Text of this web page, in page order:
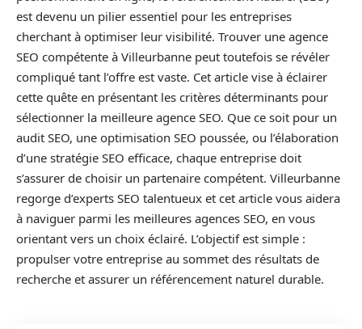
est devenu un pilier essentiel pour les entreprises
cherchant à optimiser leur visibilité. Trouver une agence
SEO compétente à Villeurbanne peut toutefois se révéler
compliqué tant l’offre est vaste. Cet article vise à éclairer
cette quête en présentant les critères déterminants pour
sélectionner la meilleure agence SEO. Que ce soit pour un
audit SEO, une optimisation SEO poussée, ou l’élaboration
d’une stratégie SEO efficace, chaque entreprise doit
s’assurer de choisir un partenaire compétent. Villeurbanne
regorge d’experts SEO talentueux et cet article vous aidera
à naviguer parmi les meilleures agences SEO, en vous
orientant vers un choix éclairé. L’objectif est simple :
propulser votre entreprise au sommet des résultats de
recherche et assurer un référencement naturel durable.